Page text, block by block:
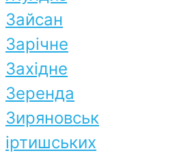
Зайсан
Зарічне
Західне
Зеренда
Зиряновськ
іртишських